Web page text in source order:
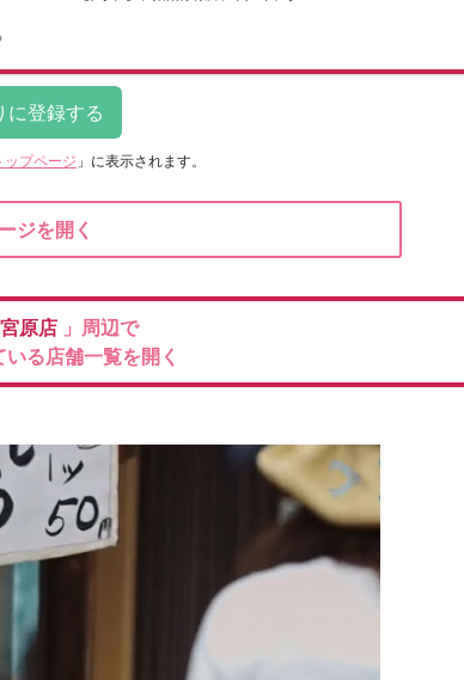
ップページ 」に表示されます。
ジを開く
原店 」周辺で
る店舗一覧を開く